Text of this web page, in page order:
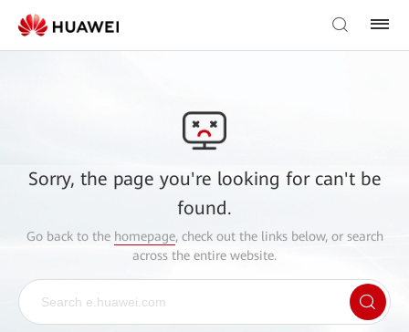
Sorry, the page you're looking for can't be
found.
Go back to the homepage, check out the links below, or search
across the entire website.